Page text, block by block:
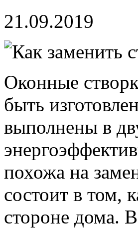
21.09.2019
Оконные
быть
выполнены в
похожа на
состоит в том,
стороне дома.